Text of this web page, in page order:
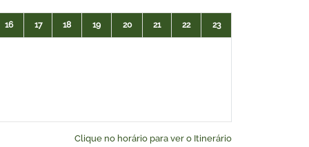
16 17 18 19 20 21 22
23
Clique no horário para ver o Itinerário